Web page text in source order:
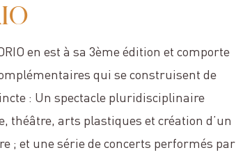
en est à sa 3ème édition et comporte
qui se construisent de
: Un spectacle pluridisciplinaire
théâtre, arts plastiques et création d’un
; et une série de concerts performés par